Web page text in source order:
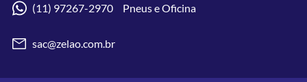
(11) 97267-2970 Pneus e Oficina
sac@zelao.com.br